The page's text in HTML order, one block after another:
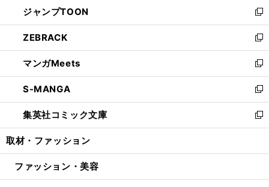
く
で
開
く
ド
ウ
で
開
く
ィ
ン
ド
ウ
で
開
く
い
ウ
ィ
ン
ド
ウ
で
開
く
ジャンプTOON
新
し
い
ウ
ィ
ン
ド
ウ
で
開
ZEBRACK
新
し
い
ウ
ィ
ン
ド
ウ
開
マンガMeets
新
し
い
ウ
ィ
ン
ウ
開
S-MANGA
新
し
い
ウ
ン
ウ
集英社コミック文庫
新
し
ウ
ン
取材・ファッション
ファッション・美容